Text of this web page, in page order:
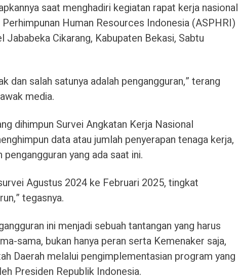
saat menghadiri kegiatan rapat kerja nasional
Human Resources Indonesia (ASPHRI)
Cikarang, Kabupaten Bekasi, Sabtu
dan salah satunya adalah pengangguran,” terang
media.
dihimpun Survei Angkatan Kerja Nasional
data atau jumlah penyerapan tenaga kerja,
pengangguran yang ada saat ini.
Agustus 2024 ke Februari 2025, tingkat
tegasnya.
ini menjadi sebuah tantangan yang harus
sama, bukan hanya peran serta Kemenaker saja,
Daerah melalui pengimplementasian program yang
Presiden Republik Indonesia.